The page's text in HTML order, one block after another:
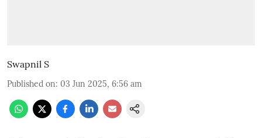
Swapnil S
Published on: 03 Jun 2025, 6:56 am